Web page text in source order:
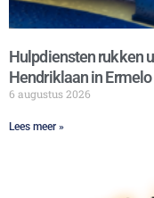
Hulpdiensten rukken
Hendriklaan in Ermelo
6 augustus 2026
Lees meer »